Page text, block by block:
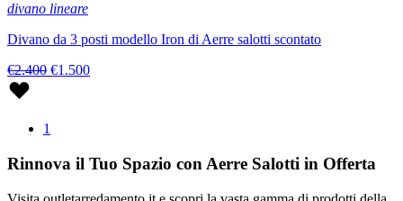
divano lineare
Divano da 3 posti modello Iron di Aerre salotti scontato
€2.400 €1.500
1
Rinnova il Tuo Spazio con Aerre Salotti in Offerta